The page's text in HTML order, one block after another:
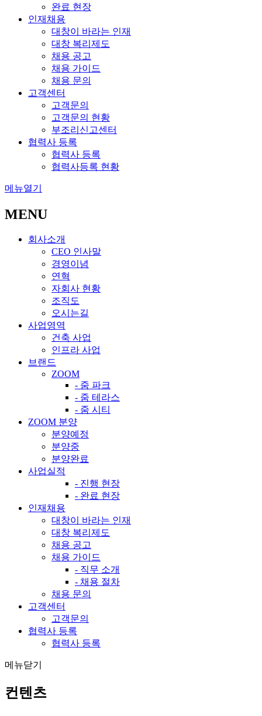
완료 현장
인재채용
대창이 바라는 인재
대창 복리제도
채용 공고
채용 가이드
채용 문의
고객센터
고객문의
고객문의 현황
부조리신고센터
협력사 등록
협력사 등록
협력사등록 현황
메뉴열기
MENU
회사소개
CEO 인사말
경영이념
연혁
자회사 현황
조직도
오시는길
사업영역
건축 사업
인프라 사업
브랜드
ZOOM
- 줌 파크
- 줌 테라스
- 줌 시티
ZOOM 분양
분양예정
분양중
분양완료
사업실적
- 진행 현장
- 완료 현장
인재채용
대창이 바라는 인재
대창 복리제도
채용 공고
채용 가이드
- 직무 소개
- 채용 절차
채용 문의
고객센터
고객문의
협력사 등록
협력사 등록
메뉴닫기
컨텐츠